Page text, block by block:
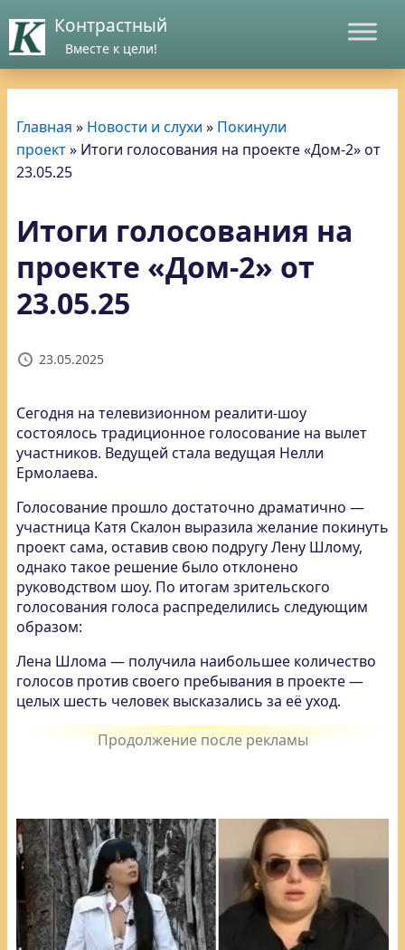
Контрастный
Вместе к цели!
Главная » Новости и слухи » Покинули
проект» Итоги голосования на проекте «Дом-2» от
23.05.25
Итоги голосования на
проекте «Дом-2» от
23.05.25
23.05.2025
Сегодня на телевизионном реалити-шоу
состоялось традиционное голосование на вылет
участников. Ведущей стала ведущая Нелли
Ермолаева.
Голосование прошло достаточно драматично —
участница Катя Скалон выразила желание покинуть
проект сама, оставив свою подругу Лену Шлому,
однако такое решение было отклонено
руководством шоу. По итогам зрительского
голосования голоса распределились следующим
образом:
Лена Шлома — получила наибольшее количество
голосов против своего пребывания в проекте —
целых шесть человек высказались за её уход.